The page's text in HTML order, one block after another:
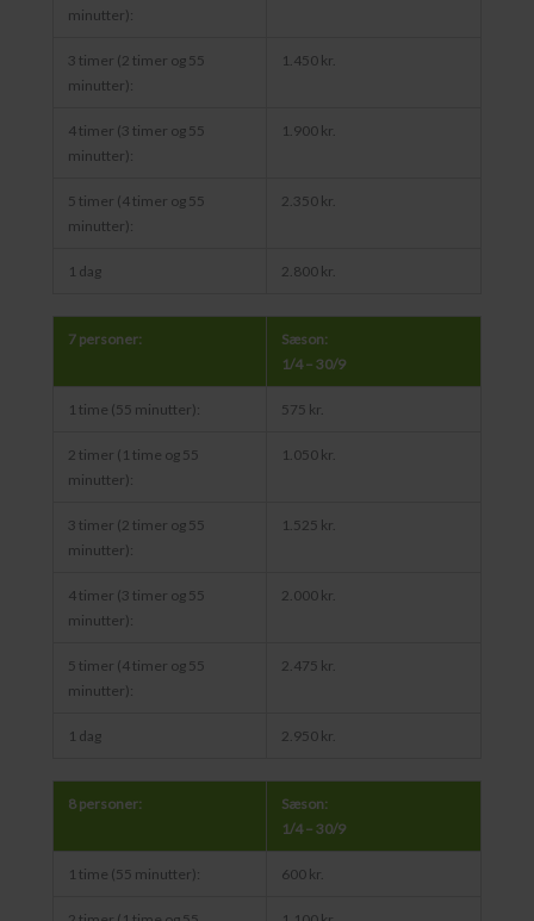
minutter):
3 timer (2 timer og 55
minutter):
1.450 kr.
4 timer (3 timer og 55
minutter):
1.900 kr.
5 timer (4 timer og 55
minutter):
2.350 kr.
1 dag 2.800 kr.
7 personer:
Sæson:
1/4 – 30/9
1 time (55 minutter): 575 kr.
2 timer (1 time og 55
minutter):
1.050 kr.
3 timer (2 timer og 55
minutter):
1.525 kr.
4 timer (3 timer og 55
minutter):
2.000 kr.
5 timer (4 timer og 55
minutter):
2.475 kr.
1 dag 2.950 kr.
8 personer:
Sæson:
1/4 – 30/9
1 time (55 minutter): 600 kr.